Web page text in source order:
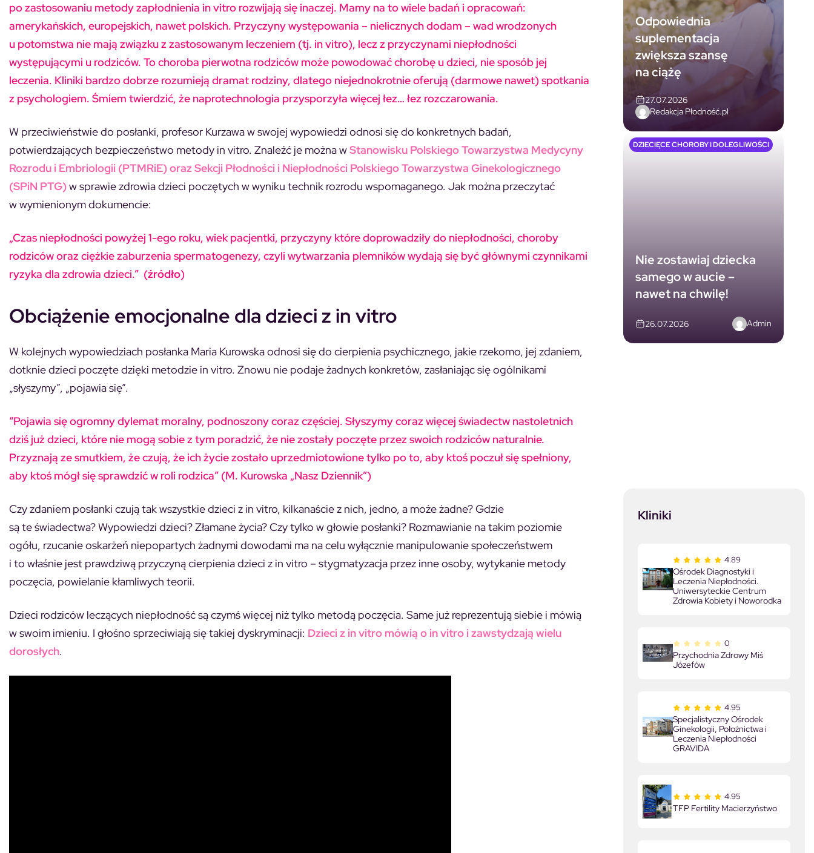
po zastosowaniu metody zapłodnienia in vitro rozwijają się inaczej. Mamy na to wiele badań i opracowań:
amerykańskich, europejskich, nawet polskich. Przyczyny występowania – nielicznych dodam – wad wrodzonych
u potomstwa nie mają związku z zastosowanym leczeniem (tj. in vitro), lecz z przyczynami niepłodności
występującymi u rodziców. To choroba pierwotna rodziców może powodować chorobę u dzieci, nie sposób jej
leczenia. Kliniki bardzo dobrze rozumieją dramat rodziny, dlatego niejednokrotnie oferują (darmowe nawet) spotkania
z psychologiem. Śmiem twierdzić, że naprotechnologia przysporzyła więcej łez… łez rozczarowania.
W przeciwieństwie do posłanki, profesor Kurzawa w swojej wypowiedzi odnosi się do konkretnych badań,
potwierdzających bezpieczeństwo metody in vitro. Znaleźć je można wStanowisku Polskiego Towarzystwa Medycyny
Rozrodu i Embriologii (PTMRiE) oraz Sekcji Płodności i Niepłodności Polskiego Towarzystwa Ginekologicznego
(SPiN PTG)w sprawie zdrowia dzieci poczętych w wyniku technik rozrodu wspomaganego. Jak można przeczytać
w wymienionym dokumencie:
„Czas niepłodności powyżej 1-ego roku, wiek pacjentki, przyczyny które doprowadziły do niepłodności, choroby
rodziców oraz ciężkie zaburzenia spermatogenezy, czyli wytwarzania plemników wydają się być głównymi czynnikami
ryzyka dla zdrowia dzieci.” (źródło)
Obciążenie emocjonalne dla dzieci z in vitro
W kolejnych wypowiedziach posłanka Maria Kurowska odnosi się do cierpienia psychicznego, jakie rzekomo, jej zdaniem,
dotknie dzieci poczęte dzięki metodzie in vitro. Znowu nie podaje żadnych konkretów, zasłaniając się ogólnikami
„słyszymy”, „pojawia się”.
“Pojawia się ogromny dylemat moralny, podnoszony coraz częściej. Słyszymy coraz więcej świadectw nastoletnich
dziś już dzieci, które nie mogą sobie z tym poradzić, że nie zostały poczęte przez swoich rodziców naturalnie.
Przyznają ze smutkiem, że czują, że ich życie zostało uprzedmiotowione tylko po to, aby ktoś poczuł się spełniony,
aby ktoś mógł się sprawdzić w roli rodzica” (M. Kurowska „Nasz Dziennik”)
Czy zdaniem posłanki czują tak wszystkie dzieci z in vitro, kilkanaście z nich, jedno, a może żadne? Gdzie
są te świadectwa? Wypowiedzi dzieci? Złamane życia? Czy tylko w głowie posłanki? Rozmawianie na takim poziomie
ogółu, rzucanie oskarżeń niepopartych żadnymi dowodami ma na celu wyłącznie manipulowanie społeczeństwem
i to właśnie jest prawdziwą przyczyną cierpienia dzieci z in vitro – stygmatyzacja przez inne osoby, wytykanie metody
poczęcia, powielanie kłamliwych teorii.
Dzieci rodziców leczących niepłodność są czymś więcej niż tylko metodą poczęcia. Same już reprezentują siebie i mówią
w swoim imieniu. I głośno sprzeciwiają się takiej dyskryminacji: Dzieci z in vitro mówią o in vitro i zawstydzają wielu
dorosłych.
Odpowiednia
suplementacja
zwiększa szansę
na ciążę
27.07.2026
Redakcja Płodność.pl
Nie zostawiaj dziecka
samego w aucie –
nawet na chwilę!
26.07.2026 Admin
DZIECIĘCE CHOROBY I DOLEGLIWOŚCI
Kliniki
4.89
Ośrodek Diagnostyki i
Leczenia Niepłodności.
Uniwersyteckie Centrum
Zdrowia Kobiety i Noworodka
0
Przychodnia Zdrowy Miś
Józefów
4.95
Specjalistyczny Ośrodek
Ginekologii, Położnictwa i
Leczenia Niepłodności
GRAVIDA
4.95
TFP Fertility Macierzyństwo